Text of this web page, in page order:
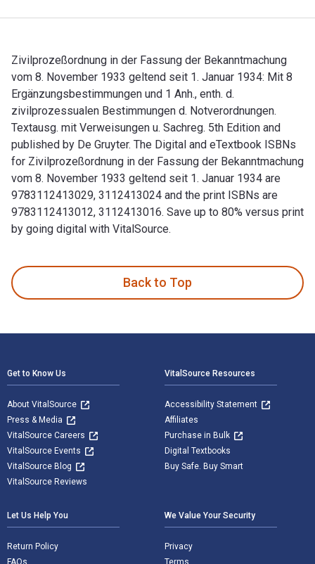
Zivilprozeßordnung in der Fassung der Bekanntmachung
vom 8. November 1933 geltend seit 1. Januar 1934: Mit 8
Ergänzungsbestimmungen und 1 Anh., enth. d.
zivilprozessualen Bestimmungen d. Notverordnungen.
Textausg. mit Verweisungen u. Sachreg. 5th Edition and
published by De Gruyter. The Digital and eTextbook ISBNs
for Zivilprozeßordnung in der Fassung der Bekanntmachung
vom 8. November 1933 geltend seit 1. Januar 1934 are
9783112413029, 3112413024 and the print ISBNs are
9783112413012, 3112413016. Save up to 80% versus print
by going digital with VitalSource.
Back to Top
Get to Know Us
About VitalSource
Press & Media
VitalSource Careers
VitalSource Events
VitalSource Blog
VitalSource Reviews
VitalSource Resources
Accessibility Statement
Affiliates
Purchase in Bulk
Digital Textbooks
Buy Safe. Buy Smart
Let Us Help You
Return Policy
FAQs
We Value Your Security
Privacy
Terms